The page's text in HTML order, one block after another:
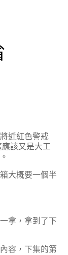
近紅色警戒
該又是大工
大概要一個半
拿，拿到了下
容，下集的第